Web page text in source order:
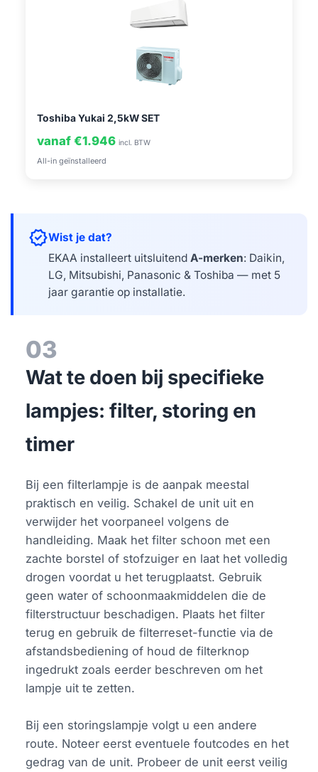
Toshiba Yukai 2,5kW SET
vanaf €1.946 incl. BTW
All-in geïnstalleerd
verifiedWist je dat?
EKAA installeert uitsluitend A-merken: Daikin,
LG, Mitsubishi, Panasonic & Toshiba — met 5
jaar garantie op installatie.
03
Wat te doen bij specifieke
lampjes: filter, storing en
timer
Bij een filterlampje is de aanpak meestal
praktisch en veilig. Schakel de unit uit en
verwijder het voorpaneel volgens de
handleiding. Maak het filter schoon met een
zachte borstel of stofzuiger en laat het volledig
drogen voordat u het terugplaatst. Gebruik
geen water of schoonmaakmiddelen die de
filterstructuur beschadigen. Plaats het filter
terug en gebruik de filterreset-functie via de
afstandsbediening of houd de filterknop
ingedrukt zoals eerder beschreven om het
lampje uit te zetten.
Bij een storingslampje volgt u een andere
route. Noteer eerst eventuele foutcodes en het
gedrag van de unit. Probeer de unit eerst veilig